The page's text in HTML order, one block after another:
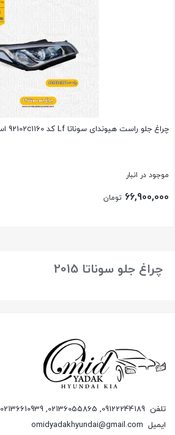
چراغ جلو راست هیوندای سوناتا Lf کد 92102c1160 استوک
موجود در انبار
66,900,000 تومان
چراغ جلو سوناتا 2015
تلفن 09122244189
,
02136055865
,
02136610939
ایمیل omidyadakhyundai@gmail.com